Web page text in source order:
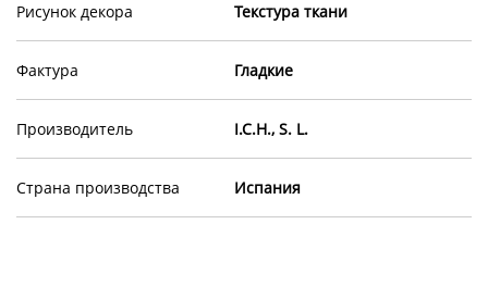
Рисунок декора Текстура ткани
Фактура Гладкие
Производитель I.C.H., S. L.
Страна производства Испания